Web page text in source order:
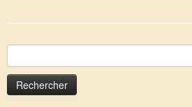
Rechercher :